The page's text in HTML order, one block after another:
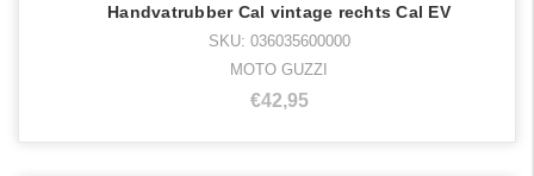
Handvatrubber Cal vintage rechts Cal EV
SKU: 036035600000
MOTO GUZZI
€42,95